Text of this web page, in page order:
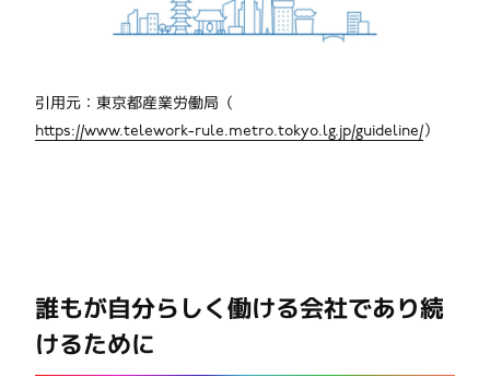
引用元：東京都産業労働局（
https://www.telework-rule.metro.tokyo.lg.jp/guideline/）
誰もが自分らしく働ける会社であり続
けるために